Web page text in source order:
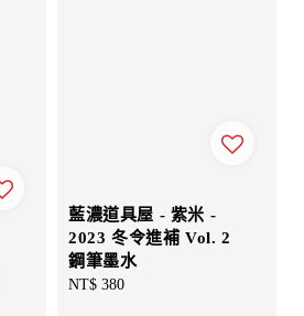
藍濃道具屋 - 紫米 -
2023 冬令進補 Vol. 2
鋼筆墨水
Regular
NT$ 380